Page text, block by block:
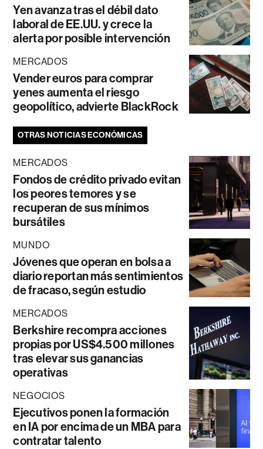
Yen avanza tras el débil dato
laboral de EE.UU. y crece la
alerta por posible intervención
MERCADOS
Vender euros para comprar
yenes aumenta el riesgo
geopolítico, advierte BlackRock
OTRAS NOTICIAS ECONÓMICAS
MERCADOS
Fondos de crédito privado evitan
los peores temores y se
recuperan de sus mínimos
bursátiles
MUNDO
Jóvenes que operan en bolsa a
diario reportan más sentimientos
de fracaso, según estudio
MERCADOS
Berkshire recompra acciones
propias por US$4.500 millones
tras elevar sus ganancias
operativas
NEGOCIOS
Ejecutivos ponen la formación
en IA por encima de un MBA para
contratar talento